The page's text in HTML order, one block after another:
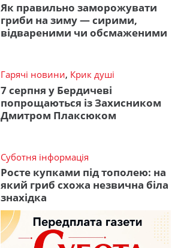
Як правильно заморожувати
гриби на зиму — сирими,
відвареними чи обсмаженими
Гарячі новини, Крик душі
7 серпня у Бердичеві
попрощаються із Захисником
Дмитром Плаксюком
Суботня інформація
Росте купками під тополею: на
який гриб схожа незвична біла
знахідка